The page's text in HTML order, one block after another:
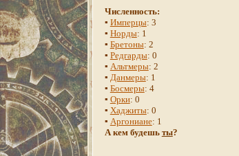
Численность:
▪ Имперцы: 3
▪ Норды: 1
▪ Бретоны: 2
▪ Редгарды: 0
▪ Альтмеры: 2
▪ Данмеры: 1
▪ Босмеры: 4
▪ Орки: 0
▪ Хаджиты: 0
▪ Аргониане: 1
А кем будешь ты?